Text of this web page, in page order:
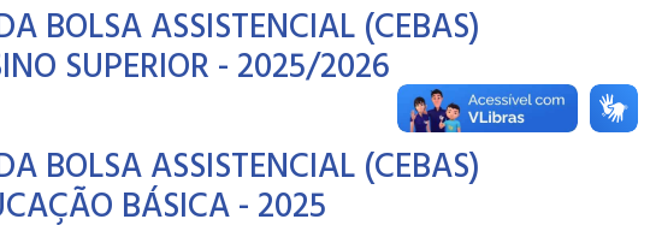
BOLSA ASSISTENCIAL (CEBAS)
SUPERIOR - 2025/2026
BOLSA ASSISTENCIAL (CEBAS)
BÁSICA - 2025